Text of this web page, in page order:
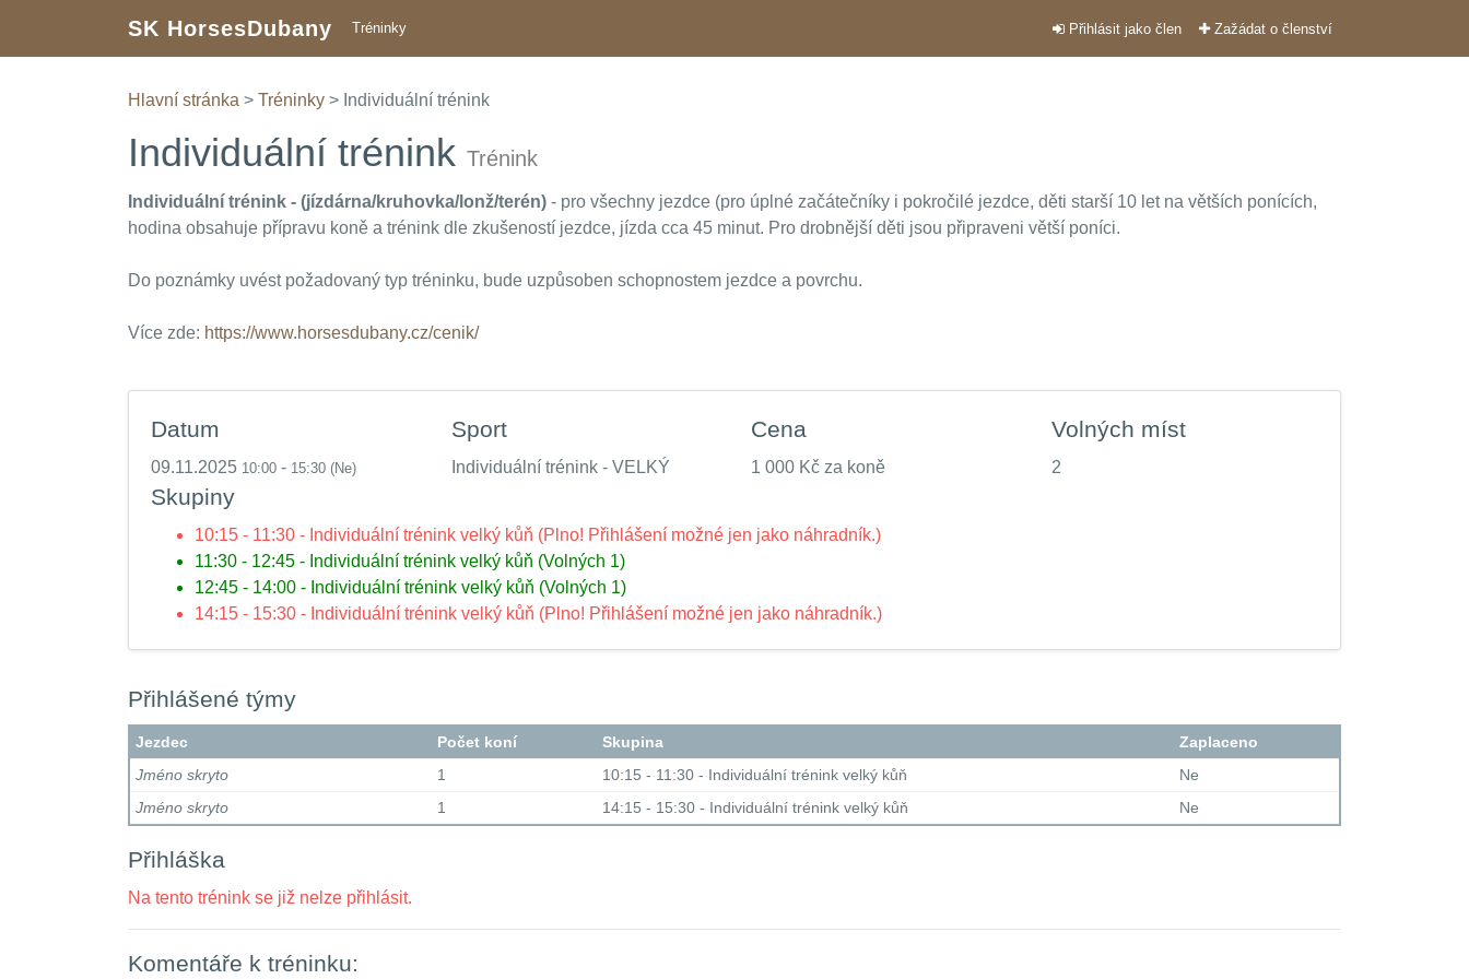
SK HorsesDubany Tréninky Přihlásit jako člen Zažádat o členství
Hlavní stránka > Tréninky > Individuální trénink
Individuální trénink Trénink
Individuální trénink - (jízdárna/kruhovka/lonž/terén) - pro všechny jezdce (pro úplné začátečníky i pokročilé jezdce, děti starší 10 let na větších ponících,
hodina obsahuje přípravu koně a trénink dle zkušeností jezdce, jízda cca 45 minut. Pro drobnější děti jsou připraveni větší poníci.
Do poznámky uvést požadovaný typ tréninku, bude uzpůsoben schopnostem jezdce a povrchu.
Více zde: https://www.horsesdubany.cz/cenik/
Datum
09.11.2025 10:00 - 15:30 (Ne)
Sport
Individuální trénink - VELKÝ
Cena
1 000 Kč za koně
Volných míst
2
Skupiny
10:15 - 11:30 - Individuální trénink velký kůň (Plno! Přihlášení možné jen jako náhradník.)
11:30 - 12:45 - Individuální trénink velký kůň (Volných 1)
12:45 - 14:00 - Individuální trénink velký kůň (Volných 1)
14:15 - 15:30 - Individuální trénink velký kůň (Plno! Přihlášení možné jen jako náhradník.)
Přihlášené týmy
Jezdec Počet koní Skupina
Zaplaceno
Jméno skryto
1 10:15 - 11:30 - Individuální trénink velký kůň
Ne
Jméno skryto
1 14:15 - 15:30 - Individuální trénink velký kůň Ne
Přihláška
Na tento trénink se již nelze přihlásit.
Komentáře k tréninku: